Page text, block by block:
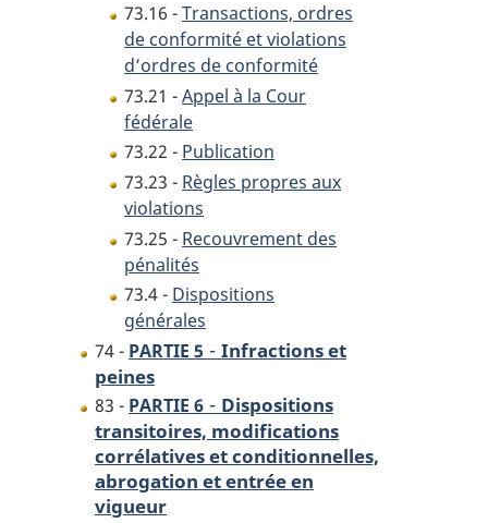
73.16 -Transactions, ordres
de conformité et violations
d’ordres de conformité
73.21 -Appel à la Cour
fédérale
73.22 - Publication
73.23 - Règles propres aux
violations
73.25 - Recouvrement des
pénalités
73.4 - Dispositions
générales
74 - PARTIE 5 - Infractions et
peines
83 - PARTIE 6 - Dispositions
transitoires, modifications
corrélatives et conditionnelles,
abrogation et entrée en
vigueur